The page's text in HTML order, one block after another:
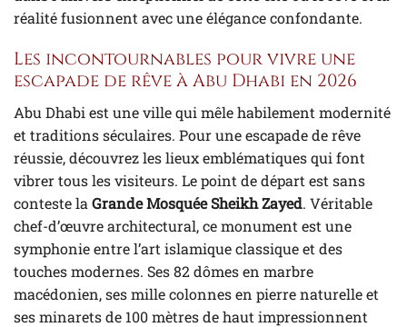
réalité fusionnent avec une élégance confondante.
Les incontournables pour vivre une
escapade de rêve à Abu Dhabi en 2026
Abu Dhabi est une ville qui mêle habilement modernité
et traditions séculaires. Pour une escapade de rêve
réussie, découvrez les lieux emblématiques qui font
vibrer tous les visiteurs. Le point de départ est sans
conteste la Grande Mosquée Sheikh Zayed. Véritable
chef-d’œuvre architectural, ce monument est une
symphonie entre l’art islamique classique et des
touches modernes. Ses 82 dômes en marbre
macédonien, ses mille colonnes en pierre naturelle et
ses minarets de 100 mètres de haut impressionnent